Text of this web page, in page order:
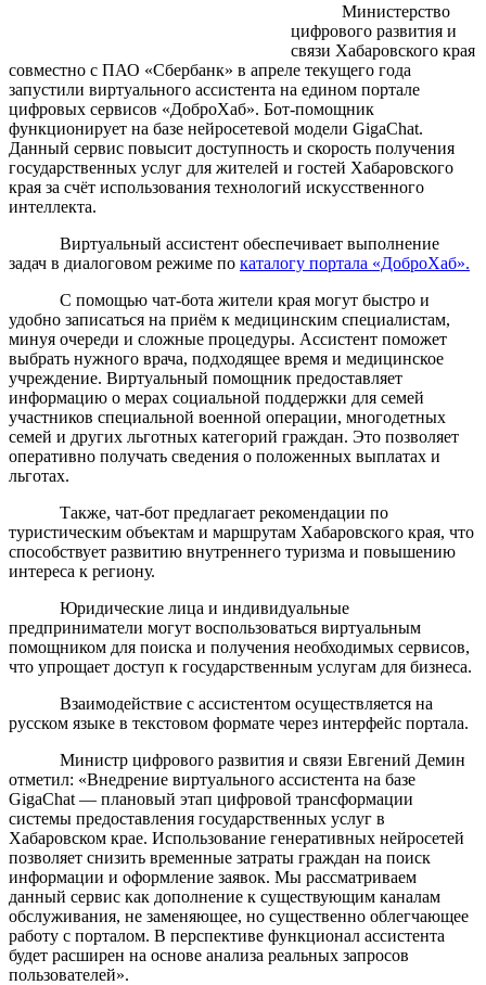
Министерство
цифрового развития и
связи Хабаровского края
совместно с ПАО «Сбербанк» в апреле текущего года
запустили виртуального ассистента на едином портале
цифровых сервисов «ДоброХаб». Бот-помощник
функционирует на базе нейросетевой модели GigaChat.
Данный сервис повысит доступность и скорость получения
государственных услуг для жителей и гостей Хабаровского
края за счёт использования технологий искусственного
интеллекта.
Виртуальный ассистент обеспечивает выполнение
задач в диалоговом режиме по каталогу портала «ДоброХаб».
С помощью чат-бота жители края могут быстро и
удобно записаться на приём к медицинским специалистам,
минуя очереди и сложные процедуры. Ассистент поможет
выбрать нужного врача, подходящее время и медицинское
учреждение. Виртуальный помощник предоставляет
информацию о мерах социальной поддержки для семей
участников специальной военной операции, многодетных
семей и других льготных категорий граждан. Это позволяет
оперативно получать сведения о положенных выплатах и
льготах.
Также, чат-бот предлагает рекомендации по
туристическим объектам и маршрутам Хабаровского края, что
способствует развитию внутреннего туризма и повышению
интереса к региону.
Юридические лица и индивидуальные
предприниматели могут воспользоваться виртуальным
помощником для поиска и получения необходимых сервисов,
что упрощает доступ к государственным услугам для бизнеса.
Взаимодействие с ассистентом осуществляется на
русском языке в текстовом формате через интерфейс портала.
Министр цифрового развития и связи Евгений Демин
отметил: «Внедрение виртуального ассистента на базе
GigaChat — плановый этап цифровой трансформации
системы предоставления государственных услуг в
Хабаровском крае. Использование генеративных нейросетей
позволяет снизить временные затраты граждан на поиск
информации и оформление заявок. Мы рассматриваем
данный сервис как дополнение к существующим каналам
обслуживания, не заменяющее, но существенно облегчающее
работу с порталом. В перспективе функционал ассистента
будет расширен на основе анализа реальных запросов
пользователей».